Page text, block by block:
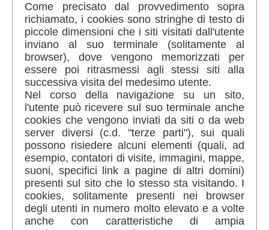
Come precisato dal provvedimento sopra
richiamato, i cookies sono stringhe di testo di
piccole dimensioni che i siti visitati dall'utente
inviano al suo terminale (solitamente al
browser), dove vengono memorizzati per
essere poi ritrasmessi agli stessi siti alla
successiva visita del medesimo utente.
Nel corso della navigazione su un sito,
l'utente può ricevere sul suo terminale anche
cookies che vengono inviati da siti o da web
server diversi (c.d. "terze parti"), sui quali
possono risiedere alcuni elementi (quali, ad
esempio, contatori di visite, immagini, mappe,
suoni, specifici link a pagine di altri domini)
presenti sul sito che lo stesso sta visitando. I
cookies, solitamente presenti nei browser
degli utenti in numero molto elevato e a volte
anche con caratteristiche di ampia